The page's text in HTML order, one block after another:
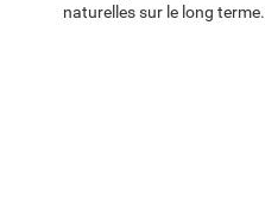
naturelles sur le long terme.